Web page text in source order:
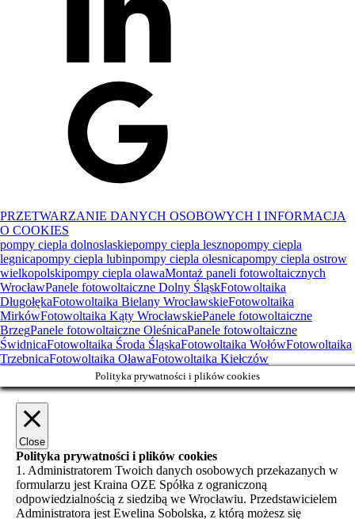
PRZETWARZANIE DANYCH OSOBOWYCH I INFORMACJA
O COOKIES
pompy ciepla dolnoslaskiepompy ciepla lesznopompy ciepla
legnicapompy ciepla lubinpompy ciepla olesnicapompy ciepla ostrow
wielkopolskipompy ciepla olawaMontaż paneli fotowoltaicznych
WrocławPanele fotowoltaiczne Dolny ŚląskFotowoltaika
DługołękaFotowoltaika Bielany WrocławskieFotowoltaika
MirkówFotowoltaika Kąty WrocławskiePanele fotowoltaiczne
BrzegPanele fotowoltaiczne OleśnicaPanele fotowoltaiczne
ŚwidnicaFotowoltaika Środa ŚląskaFotowoltaika WołówFotowoltaika
TrzebnicaFotowoltaika OławaFotowoltaika Kiełczów
Polityka prywatności i plików cookies
Close
Polityka prywatności i plików cookies
1. Administratorem Twoich danych osobowych przekazanych w
formularzu jest Kraina OZE Spółka z ograniczoną
odpowiedzialnością z siedzibą we Wrocławiu. Przedstawicielem
Administratora jest Ewelina Sobolska, z którą możesz się